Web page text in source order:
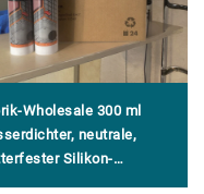
Wholesale 300 ml
neutrale,
Silikon-